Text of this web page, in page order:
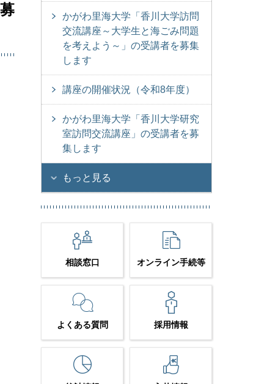
かがわ里海大学「香川大学訪問
交流講座～大学生と海ごみ問題
を考えよう～」の受講者を募集
します
講座の開催状況（令和8年度）
かがわ里海大学「香川大学研究
室訪問交流講座」の受講者を募
集します
もっと見る
相談窓口 オンライン手続等
よくある質問 採用情報